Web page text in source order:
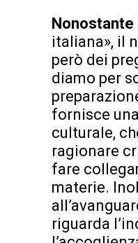
Nonostante
italiana», il
però dei
diamo per
fornisce
culturale,
ragionare
fare
materie.
riguarda